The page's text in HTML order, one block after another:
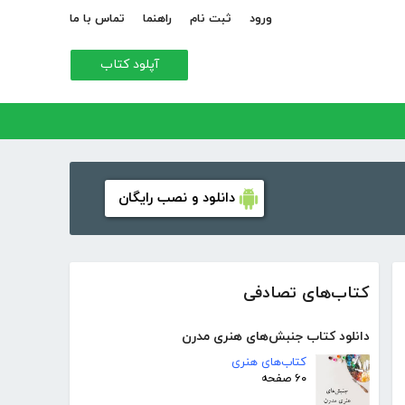
ورود ثبت نام راهنما تماس با ما
آپلود کتاب
دانلود و نصب رایگان
کتاب‌های تصادفی
دانلود کتاب جنبش‌های هنری مدرن
کتاب‌های هنری
۶۰ صفحه